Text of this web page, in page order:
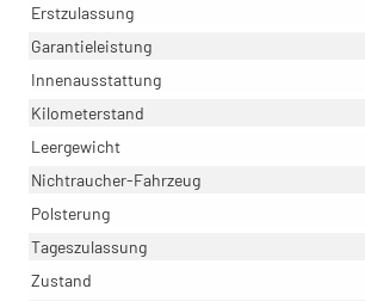
Erstzulassung
Garantieleistung
Innenausstattung
Kilometerstand
Leergewicht
Nichtraucher-Fahrzeug
Polsterung
Tageszulassung
Zustand